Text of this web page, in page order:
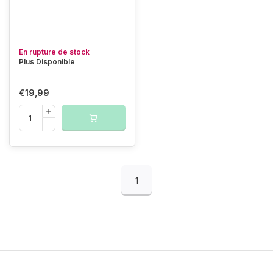
En rupture de stock
Plus Disponible
€19,99
1